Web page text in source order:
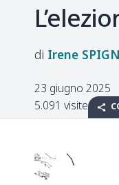
Irene
23 giugno 2025
5.091 visite